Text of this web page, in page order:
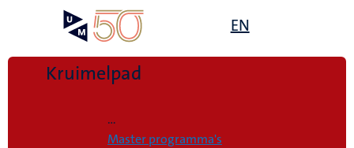
EN
the
Kruimelpad
...
Master programma's